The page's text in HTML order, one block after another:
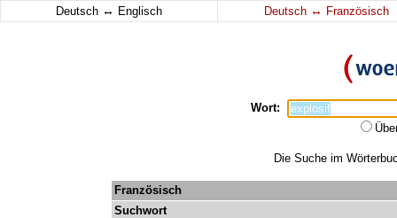
Deutsch ↔ Englisch Deutsch ↔ Französisch
Wort:
Die Suche im
Französisch
Suchwort